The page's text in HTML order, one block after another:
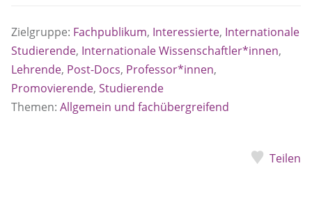
Zielgruppe: Fachpublikum, Interessierte, Internationale
Studierende, Internationale Wissenschaftler*innen,
Lehrende, Post-Docs, Professor*innen,
Promovierende, Studierende
Themen: Allgemein und fachübergreifend
Teilen